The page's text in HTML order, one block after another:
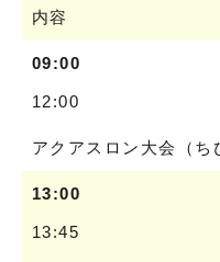
内容
09:00
12:00
アクアスロン大会（ち
13:00
13:45